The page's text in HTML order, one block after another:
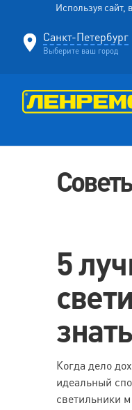
Используя сайт,
Санкт-Петербург
Выберите ваш город
5
Когда дело
идеальный
светильники